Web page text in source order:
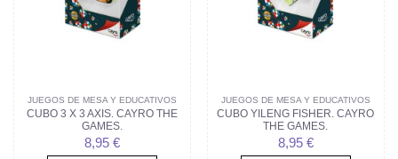
JUEGOS DE MESA Y EDUCATIVOS
CUBO 3 X 3 AXIS. CAYRO THE
GAMES.
8,95 €
JUEGOS DE MESA Y EDUCATIVOS
CUBO YILENG FISHER. CAYRO
THE GAMES.
8,95 €